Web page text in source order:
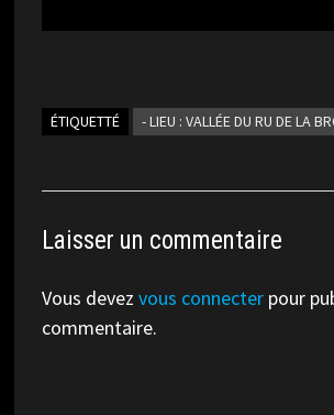
ÉTIQUETTÉ - LIEU : VALLÉE DU RU DE LA
Laisser un commentaire
Vous devez vous connecterpour
commentaire.